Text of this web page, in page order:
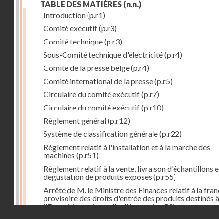
TABLE DES MATIÈRES (n.n.)
Introduction(p.r1)
Comité exécutif(p.r3)
Comité technique(p.r3)
Sous-Comité technique d'électricité(p.r4)
Comité de la presse belge(p.r4)
Comité international de la presse(p.r5)
Circulaire du comité exécutif(p.r7)
Circulaire du comité exécutif(p.r10)
Règlement général(p.r12)
Système de classification générale(p.r22)
Règlement relatif à l'installation et à la marche des
machines (p.r51)
Règlement relatif à la vente, livraison d'échantillons
dégustation de produits exposés (p.r55)
Arrêté de M. le Ministre des Finances relatif à la
provisoire des droits d'entrée des produits destinés à
l'Exposition universelle d'Anvers(p.r59)